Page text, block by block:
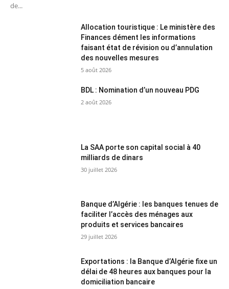
de...
Allocation touristique : Le ministère des
Finances dément les informations
faisant état de révision ou d’annulation
des nouvelles mesures
5 août 2026
BDL : Nomination d’un nouveau PDG
2 août 2026
La SAA porte son capital social à 40
milliards de dinars
30 juillet 2026
Banque d’Algérie : les banques tenues de
faciliter l’accès des ménages aux
produits et services bancaires
29 juillet 2026
Exportations : la Banque d’Algérie fixe un
délai de 48 heures aux banques pour la
domiciliation bancaire